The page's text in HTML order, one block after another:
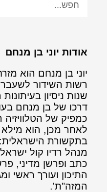
אודות יוני בן מנחם
יוני בן מנחם הוא
רשות השידור
שנות ניסיון
דרכו של בן מנחם
כמפיק של הטלוויזיה
לאחר מכן, הוא
בתקשורת
מנהל רדיו קול
כתב ופרשן מדיני,
התיכון ועורך ראשי
המזה"ת'.